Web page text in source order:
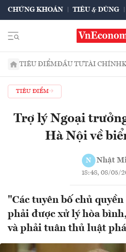
CHỨNG KHOÁN TIÊU & DÙNG
TIÊU ĐIỂMĐẦU TƯTÀI CHÍNH
TIÊU ĐIỂM
Trợ lý Ngoại
Hà Nội về
N Nhật
18:48, 08/05/
"Các tuyên bố chủ
phải được xử lý hòa
và phải tuân thủ luật